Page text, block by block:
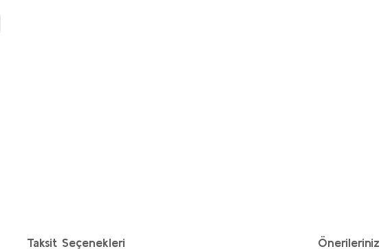
Taksit Seçenekleri Önerileriniz